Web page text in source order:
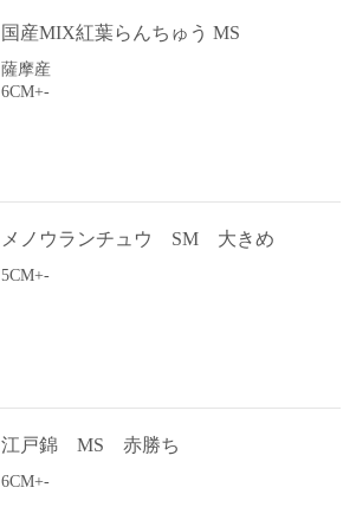
国産MIX紅葉らんちゅう MS
薩摩産
6CM+-
メノウランチュウ SM 大きめ
5CM+-
江戸錦 MS 赤勝ち
6CM+-